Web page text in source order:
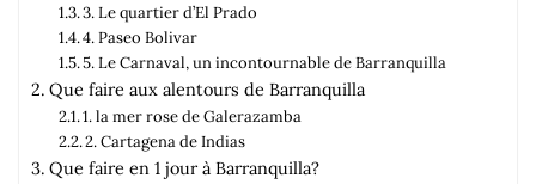
3. Le quartier d’El Prado
4. Paseo Bolivar
5. Le Carnaval, un incontournable de Barranquilla
Que faire aux alentours de Barranquilla
1. la mer rose de Galerazamba
2. Cartagena de Indias
Que faire en 1 jour à Barranquilla?